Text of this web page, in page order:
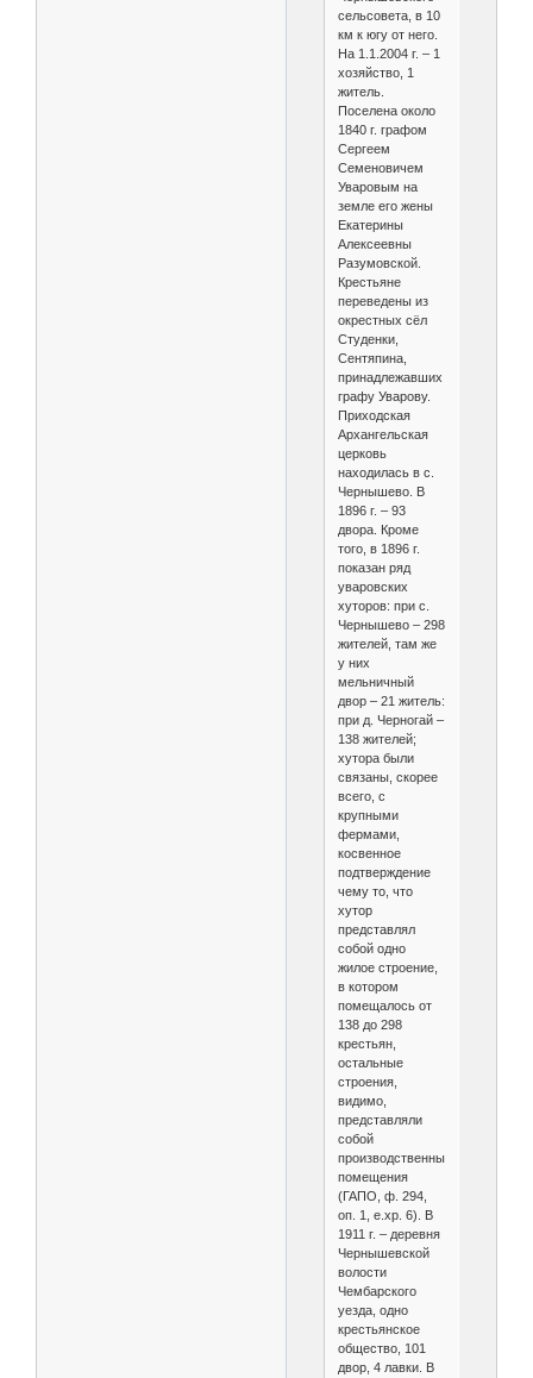
сельсовета, в 10
км к югу от него.
На 1.1.2004 г. – 1
хозяйство, 1
житель.
Поселена около
1840 г. графом
Сергеем
Семеновичем
Уваровым на
земле его жены
Екатерины
Алексеевны
Разумовской.
Крестьяне
переведены из
окрестных сёл
Студенки,
Сентяпина,
принадлежавших
графу Уварову.
Приходская
Архангельская
церковь
находилась в с.
Чернышево. В
1896 г. – 93
двора. Кроме
того, в 1896 г.
показан ряд
уваровских
хуторов: при с.
Чернышево – 298
жителей, там же
у них
мельничный
двор – 21 житель:
при д. Черногай –
138 жителей;
хутора были
связаны, скорее
всего, с
крупными
фермами,
косвенное
подтверждение
чему то, что
хутор
представлял
собой одно
жилое строение,
в котором
помещалось от
138 до 298
крестьян,
остальные
строения,
видимо,
представляли
собой
производственные
помещения
(ГАПО, ф. 294,
оп. 1, е.хр. 6). В
1911 г. – деревня
Чернышевской
волости
Чембарского
уезда, одно
крестьянское
общество, 101
двор, 4 лавки. В